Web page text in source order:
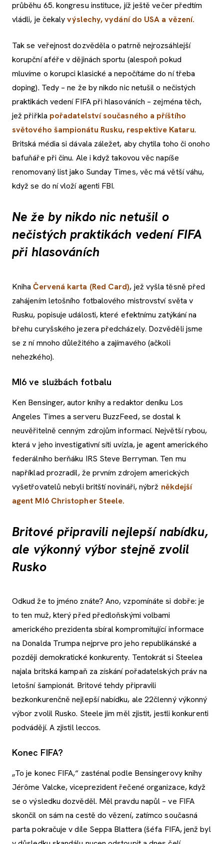
průběhu 65. kongresu instituce, jíž ještě večer předtím
vládli, je čekalyvýslechy, vydání do USA a vězení.
Tak se veřejnost dozvěděla o patrně nejrozsáhlejší
korupční aféře v dějinách sportu (alespoň pokud
mluvíme o korupci klasické a nepočítáme do ní třeba
doping). Tedy – ne že by nikdo nic netušil o nečistých
praktikách vedení FIFA při hlasováních – zejména těch,
jež přiřkla pořadatelství současného a příštího
světového šampionátu Rusku, respektive Kataru.
Britská média si dávala záležet, aby chytila toho či onoho
bafuňáře při činu. Ale i když takovou věc napíše
renomovaný list jako Sunday Times, věc má větší váhu,
když se do ní vloží agenti FBI.
Ne že by nikdo nic netušil o
nečistých praktikách vedení FIFA
při hlasováních
KnihaČervená karta (Red Card), jež vyšla těsně před
zahájením letošního fotbalového mistrovství světa v
Rusku, popisuje události, které efektnímu zatýkání na
břehu curyšského jezera předcházely. Dozvěděli jsme
se z ní mnoho důležitého a zajímavého (ačkoli
nehezkého).
MI6 ve službách fotbalu
Ken Bensinger, autor knihy a redaktor deníku Los
Angeles Times a serveru BuzzFeed, se dostal k
neuvěřitelně cenným zdrojům informací. Největší rybou,
která v jeho investigativní síti uvízla, je agent amerického
federálního berňáku IRS Steve Berryman. Ten mu
například prozradil, že prvním zdrojem amerických
vyšetřovatelů nebyli britští novináři, nýbrž někdejší
agent MI6 Christopher Steele.
Britové připravili nejlepší nabídku,
ale výkonný výbor stejně zvolil
Rusko
Odkud že to jméno znáte? Ano, vzpomínáte si dobře: je
to ten muž, který před předloňskými volbami
amerického prezidenta sbíral kompromitující informace
na Donalda Trumpa nejprve pro jeho republikánské a
později demokratické konkurenty. Tentokrát si Steelea
najala britská kampaň za získání pořadatelských práv na
letošní šampionát. Britové tehdy připravili
bezkonkurenčně nejlepší nabídku, ale 22členný výkonný
výbor zvolil Rusko. Steele jim měl zjistit, jestli konkurenti
podvádějí. A zjistil leccos.
Konec FIFA?
„To je konec FIFA,“ zasténal podle Bensingerovy knihy
Jérôme Valcke, viceprezident řečené organizace, když
se o výsledku dozvěděl. Měl pravdu napůl – ve FIFA
skončil on sám na cestě do vězení, zatímco současná
parta pokračuje v díle Seppa Blattera (šéfa FIFA, jenž byl